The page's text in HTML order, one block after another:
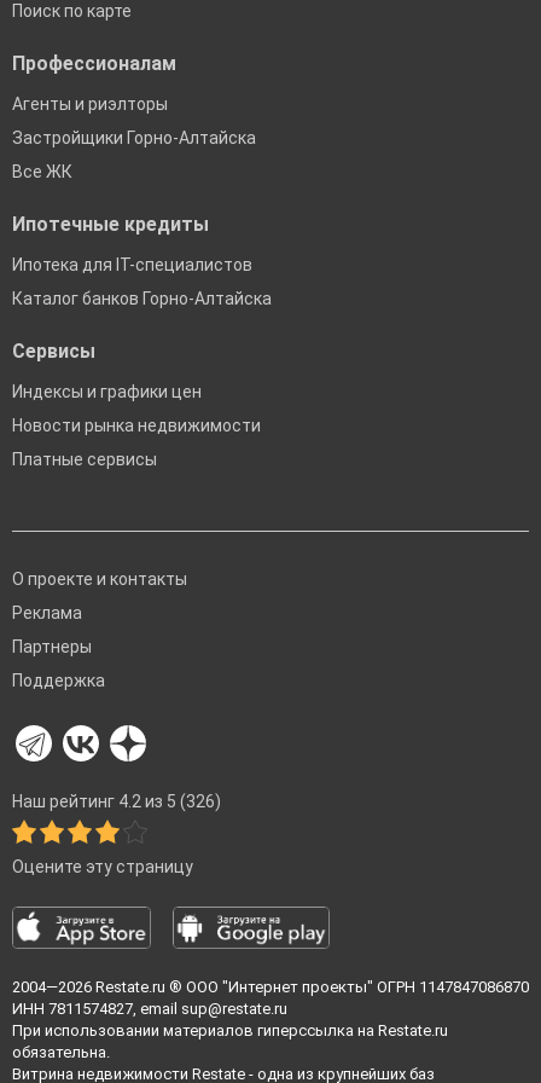
Поиск по карте
Профессионалам
Агенты и риэлторы
Застройщики Горно-Алтайска
Все ЖК
Ипотечные кредиты
Ипотека для IT-специалистов
Каталог банков Горно-Алтайска
Сервисы
Индексы и графики цен
Новости рынка недвижимости
Платные сервисы
О проекте и контакты
Реклама
Партнеры
Поддержка
Наш рейтинг 4.2 из 5 (326)
Оцените эту страницу
2004—2026 Restate.ru ® ООО "Интернет проекты" ОГРН 1147847086870
ИНН 7811574827, email sup@restate.ru
При использовании материалов гиперссылка на Restate.ru
обязательна.
Витрина недвижимости Restate - одна из крупнейших баз